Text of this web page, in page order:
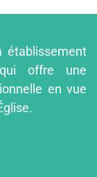
établissement
qui offre une
en vue